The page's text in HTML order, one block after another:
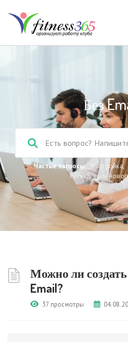
Без
Частые запросы: Настройка,
Регистрация
Можно ли создать
Email?
37 просмотры